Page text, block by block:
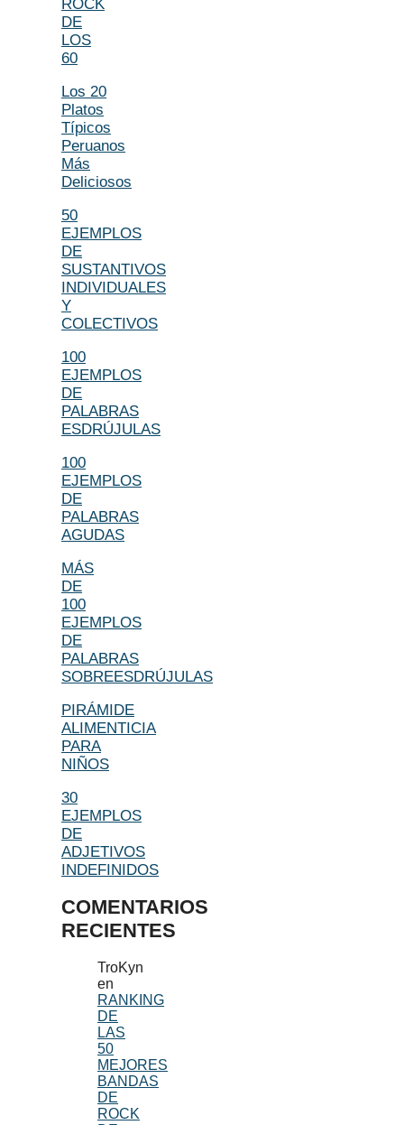
ROCK
DE
LOS
60
Los 20
Platos
Típicos
Peruanos
Más
Deliciosos
50
EJEMPLOS
DE
SUSTANTIVOS
INDIVIDUALES
Y
COLECTIVOS
100
EJEMPLOS
DE
PALABRAS
ESDRÚJULAS
100
EJEMPLOS
DE
PALABRAS
AGUDAS
MÁS
DE
100
EJEMPLOS
DE
PALABRAS
SOBREESDRÚJULAS
PIRÁMIDE
ALIMENTICIA
PARA
NIÑOS
30
EJEMPLOS
DE
ADJETIVOS
INDEFINIDOS
COMENTARIOS
RECIENTES
TroKyn
en
RANKING
DE
LAS
50
MEJORES
BANDAS
DE
ROCK